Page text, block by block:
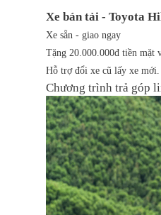
Xe bán tải - Toyota
Xe sẵn - giao ngay
Tặng 20.000.000đ tiền mặt
Hỗ trợ đổi xe cũ lấy xe mới.
Chương trình trả góp